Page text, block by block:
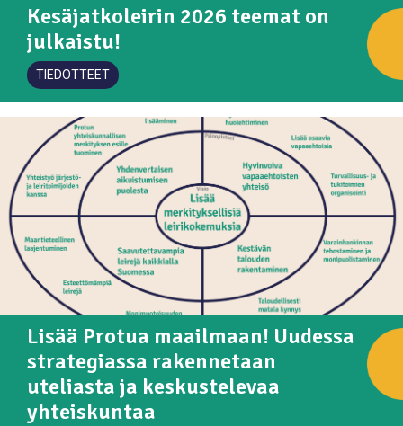
Kesäjatkoleirin 2026 teemat on
julkaistu!
TIEDOTTEET
Lisää Protua maailmaan! Uudessa
strategiassa rakennetaan
uteliasta ja keskustelevaa
yhteiskuntaa